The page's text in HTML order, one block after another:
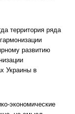
территория ряда
развитию
Украины в
экономические